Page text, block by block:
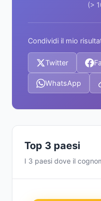
(>
Condividi il mio
Twitter
WhatsApp
Top 3 paesi
I 3 paesi dove il